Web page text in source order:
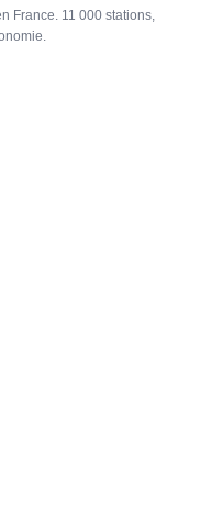
France. 11 000 stations,